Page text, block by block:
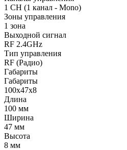
1 CH (1 канал - Mono)
Зоны управления
1 зона
Выходной сигнал
RF 2.4GHz
Тип управления
RF (Радио)
Габариты
Габариты
100x47x8
Длина
100 мм
Ширина
47 мм
Высота
8 мм